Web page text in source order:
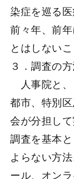
染症を巡る医
前々年、前
とはしないこ
３．調査の
人事院と、
都市、特別
会が分担し
調査を基本
よらない方
ール、オン